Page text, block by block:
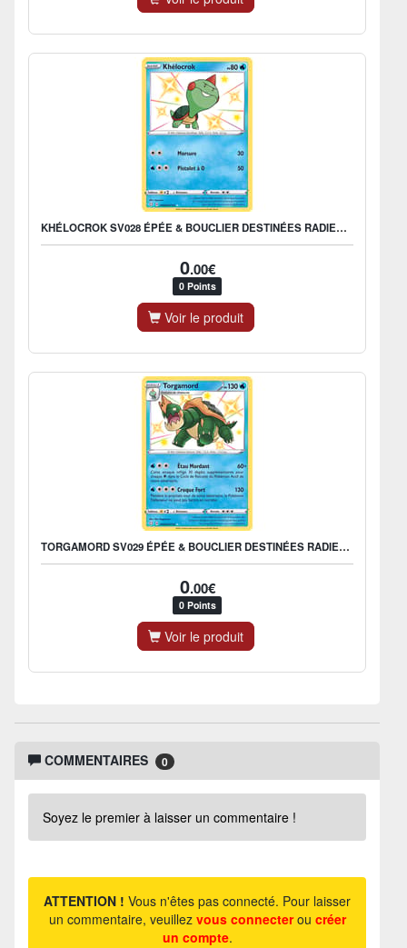
KHÉLOCROK SV028 ÉPÉE & BOUCLIER DESTINÉES RADIEUSES EB045
0.00€
0 Points
Voir le produit
TORGAMORD SV029 ÉPÉE & BOUCLIER DESTINÉES RADIEUSES EB045
0.00€
0 Points
Voir le produit
COMMENTAIRES 0
Soyez le premier à laisser un commentaire !
ATTENTION ! Vous n'êtes pas connecté. Pour laisser
un commentaire, veuillez vous connecterou créer
un compte.